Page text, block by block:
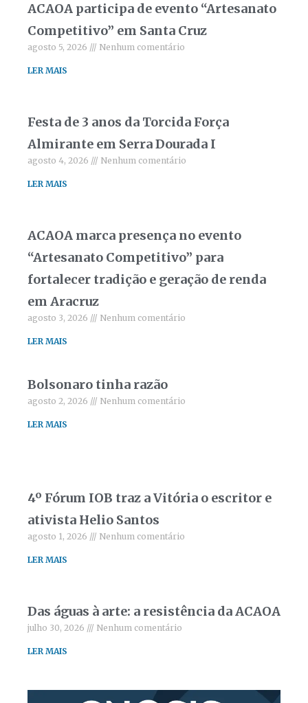
ACAOA participa de evento “Artesanato
Competitivo” em Santa Cruz
agosto 5, 2026 Nenhum comentário
LER MAIS
Festa de 3 anos da Torcida Força
Almirante em Serra Dourada I
agosto 4, 2026 Nenhum comentário
LER MAIS
ACAOA marca presença no evento
“Artesanato Competitivo” para
fortalecer tradição e geração de renda
em Aracruz
agosto 3, 2026 Nenhum comentário
LER MAIS
Bolsonaro tinha razão
agosto 2, 2026 Nenhum comentário
LER MAIS
4º Fórum IOB traz a Vitória o escritor e
ativista Helio Santos
agosto 1, 2026 Nenhum comentário
LER MAIS
Das águas à arte: a resistência da ACAOA
julho 30, 2026 Nenhum comentário
LER MAIS